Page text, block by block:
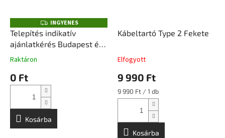
I
N
G
Y
INGYENES
Telepítés indikatív
ajánlatkérés Budapest és
Pest megye déli része
Raktáron
0 Ft
Kosárba
Kábeltartó Type 2 Fekete
Elfogyott
9 990 Ft
Egységár:
9 990 Ft / 1 db
Kosárba